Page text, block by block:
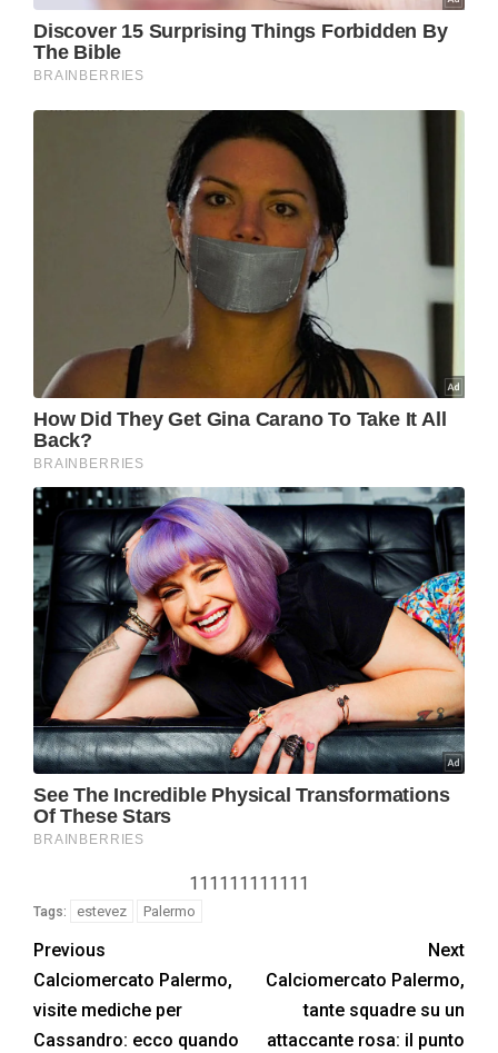
111111111111
Tags: estevez Palermo
Previous
Calciomercato Palermo,
visite mediche per
Cassandro: ecco quando
Next
Calciomercato Palermo,
tante squadre su un
attaccante rosa: il punto